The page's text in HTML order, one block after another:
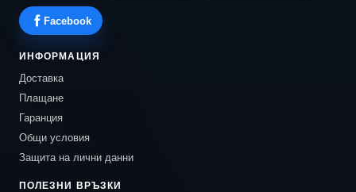
Facebook
ИНФОРМАЦИЯ
Доставка
Плащане
Гаранция
Общи условия
Защита на лични данни
ПОЛЕЗНИ ВРЪЗКИ